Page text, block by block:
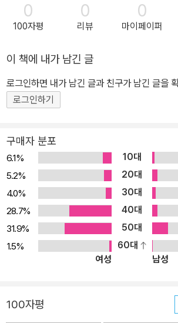
0
100자평
0
리뷰
0
마이페이퍼
이 책에 내가 남긴 글
로그인하면 내가 남긴 글과 친구가 남긴 글을
로그인하기
구매자 분포
6.1% 10대
5.2%
20대
4.0%
30대
28.7%
40대
31.9%
50대
1.5%
60대
여성
남성
100자평